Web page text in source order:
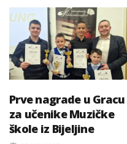
Prve nagrade u Gracu
za učenike Muzičke
škole iz Bijeljine